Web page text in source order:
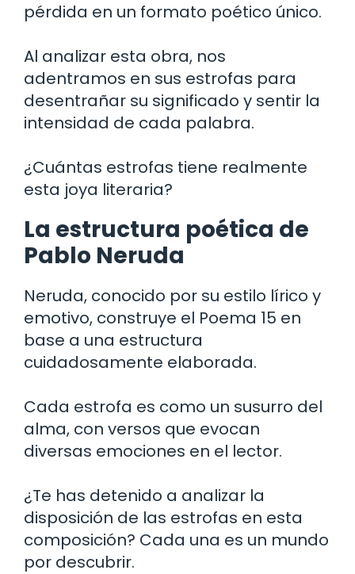
pérdida en un formato poético único.
Al analizar esta obra, nos
adentramos en sus estrofas para
desentrañar su significado y sentir la
intensidad de cada palabra.
¿Cuántas estrofas tiene realmente
esta joya literaria?
La estructura poética de
Pablo Neruda
Neruda, conocido por su estilo lírico y
emotivo, construye el Poema 15 en
base a una estructura
cuidadosamente elaborada.
Cada estrofa es como un susurro del
alma, con versos que evocan
diversas emociones en el lector.
¿Te has detenido a analizar la
disposición de las estrofas en esta
composición? Cada una es un mundo
por descubrir.